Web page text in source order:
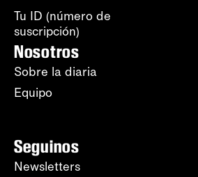
Tu ID (número de
suscripción)
Nosotros
Sobre la diaria
Equipo
Seguinos
Newsletters